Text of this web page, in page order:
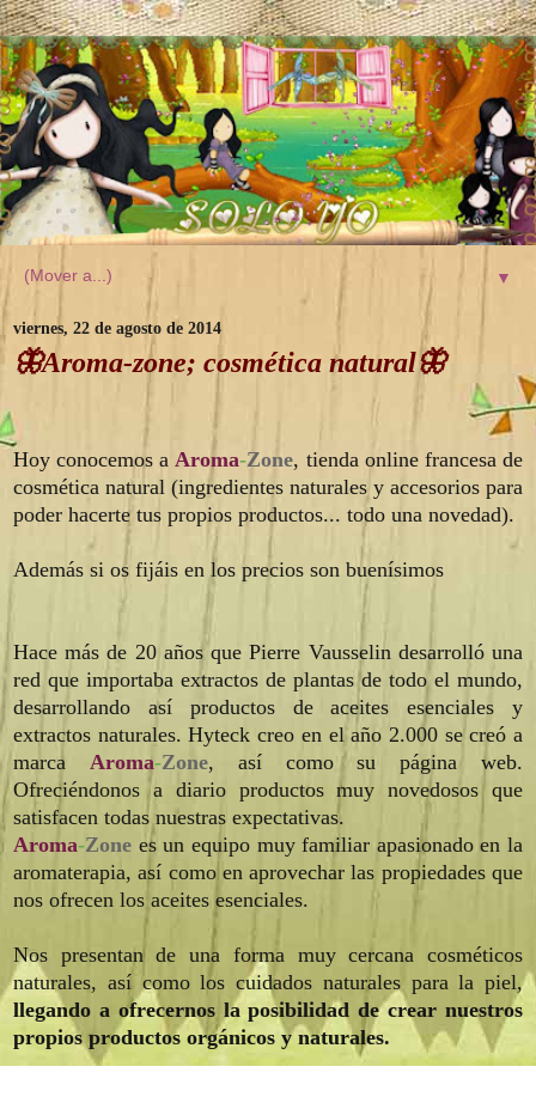
▼
viernes, 22 de agosto de 2014
🦋Aroma-zone; cosmética natural🦋
Hoy conocemos a Aroma-Zone, tienda online francesa de
cosmética natural (ingredientes naturales y accesorios para
poder hacerte tus propios productos... todo una novedad).
Además si os fijáis en los precios son buenísimos
Hace más de 20 años que Pierre Vausselin desarrolló una
red que importaba extractos de plantas de todo el mundo,
desarrollando así productos de aceites esenciales y
extractos naturales. Hyteck creo en el año 2.000 se creó a
marca Aroma-Zone, así como su página web.
Ofreciéndonos a diario productos muy novedosos que
satisfacen todas nuestras expectativas.
Aroma-Zone esun equipo muy familiar apasionado en la
aromaterapia, así como en aprovechar las propiedades que
nos ofrecen los aceites esenciales.
Nos presentan de una forma muy cercana cosméticos
naturales, así como los cuidados naturales para la piel,
llegando a ofrecernos la posibilidad de crear nuestros
propios productos orgánicos y naturales.